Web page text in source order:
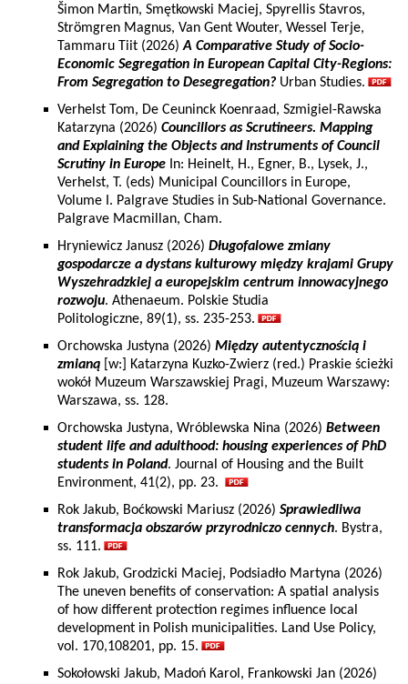
Šimon Martin, Smętkowski Maciej, Spyrellis Stavros,
Strömgren Magnus, Van Gent Wouter, Wessel Terje,
Tammaru Tiit (2026)A Comparative Study of Socio-
Economic Segregation in European Capital City-Regions:
From Segregation to Desegregation? Urban Studies.
Verhelst Tom, De Ceuninck Koenraad, Szmigiel-Rawska
Katarzyna (2026) Councillors as Scrutineers. Mapping
and Explaining the Objects and Instruments of Council
Scrutiny in Europe In: Heinelt, H., Egner, B., Lysek, J.,
Verhelst, T. (eds) Municipal Councillors in Europe,
Volume I. Palgrave Studies in Sub-National Governance.
Palgrave Macmillan, Cham.
Hryniewicz Janusz (2026) Długofalowe zmiany
gospodarcze a dystans kulturowy między krajami Grupy
Wyszehradzkiej a europejskim centrum innowacyjnego
rozwoju. Athenaeum. Polskie Studia
Politologiczne, 89(1), ss. 235-253.
Orchowska Justyna (2026) Między autentycznością i
zmianą [w:] Katarzyna Kuzko-Zwierz (red.) Praskie ścieżki
wokół Muzeum Warszawskiej Pragi, Muzeum Warszawy:
Warszawa, ss. 128.
Orchowska Justyna, Wróblewska Nina (2026) Between
student life and adulthood: housing experiences of PhD
students in Poland. Journal of Housing and the Built
Environment, 41(2), pp. 23.
Rok Jakub, Boćkowski Mariusz (2026) Sprawiedliwa
transformacja obszarów przyrodniczo cennych. Bystra,
ss. 111.
Rok Jakub, Grodzicki Maciej, Podsiadło Martyna (2026)
The uneven benefits of conservation: A spatial analysis
of how different protection regimes influence local
development in Polish municipalities. Land Use Policy,
vol. 170,108201, pp. 15.
Sokołowski Jakub, Madoń Karol, Frankowski Jan (2026)